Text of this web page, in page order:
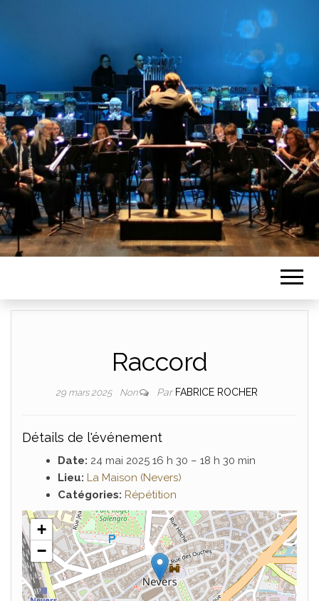
Raccord
29 mars 2025 Non Par FABRICE ROCHER
Détails de l'événement
Date: 24 mai 2025 16 h 30 – 18 h 30 min
Lieu: La Maison (Nevers)
Catégories: Répétition
+
−